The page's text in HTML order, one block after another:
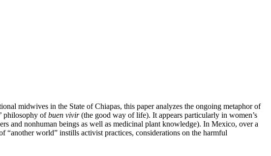
midwives in the State of Chiapas, this paper analyzes the ongoing metaphor of
philosophy ofbuen vivir(the good way of life). It appears particularly in women’s
and nonhuman beings as well as medicinal plant knowledge). In Mexico, over a
“another world” instills activist practices, considerations on the harmful